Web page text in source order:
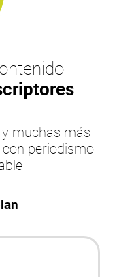
muchas más
periodismo